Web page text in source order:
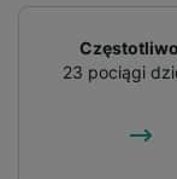
23 pociągi